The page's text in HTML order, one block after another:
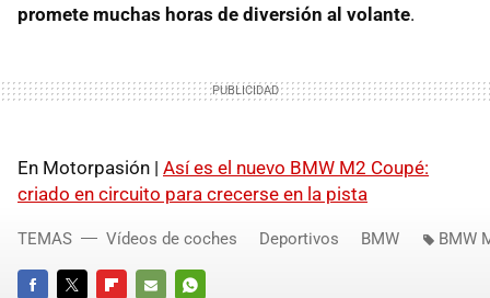
promete muchas horas de diversión al volante.
En Motorpasión | Así es el nuevo BMW M2 Coupé:
criado en circuito para crecerse en la pista
TEMAS Vídeos de coches Deportivos BMW BMW